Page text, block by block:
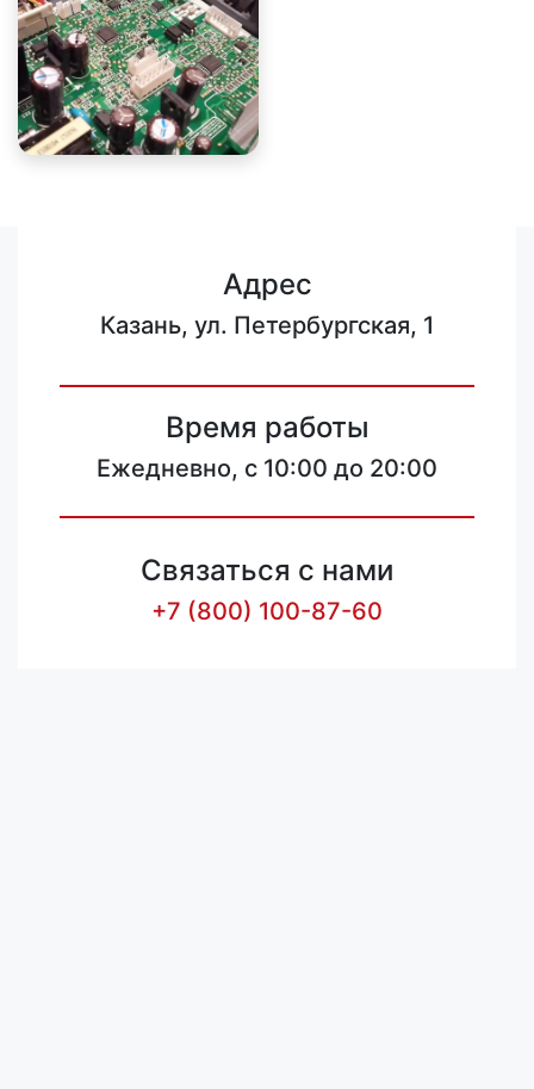
Адрес
Казань, ул. Петербургская, 1
Время работы
Ежедневно, с 10:00 до 20:00
Связаться с нами
+7 (800) 100-87-60